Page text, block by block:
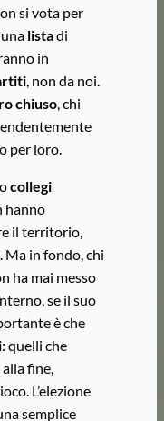
si vota per
listadi
in
, non da noi.
chiuso, chi
per loro.
collegi
hanno
il territorio,
Ma in fondo, chi
ha mai messo
se il suo
è che
: quelli che
alla fine,
L’elezione
semplice